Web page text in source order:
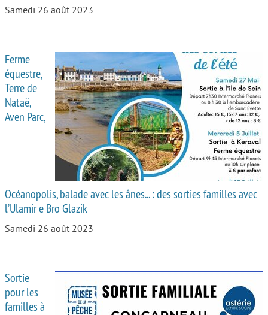
Samedi 26 août 2023
Ferme
équestre,
Terre de
Nataë,
Aven Parc,
Océanopolis, balade avec les ânes... : des sorties familles avec
l’Ulamir e Bro Glazik
Samedi 26 août 2023
Sortie
pour les
familles à